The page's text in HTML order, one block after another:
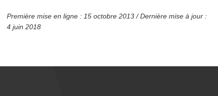
Première mise en ligne : 15 octobre 2013 / Dernière mise à jour :
4 juin 2018